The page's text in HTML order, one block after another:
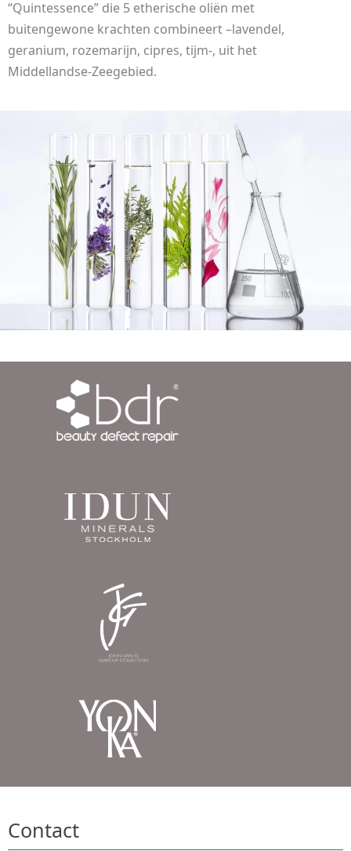
“Quintessence” die 5 etherische oliën met
buitengewone krachten combineert –lavendel,
geranium, rozemarijn, cipres, tijm-, uit het
Middellandse-Zeegebied.
Contact